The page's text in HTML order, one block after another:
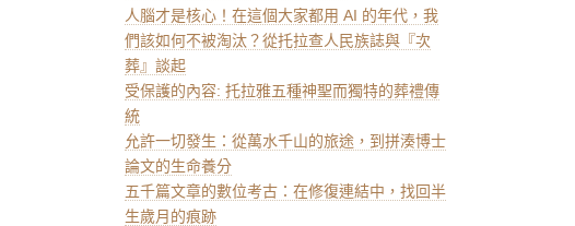
人腦才是核心！在這個大家都用 AI 的年代，我
們該如何不被淘汰？從托拉查人民族誌與『次
葬』談起
受保護的內容: 托拉雅五種神聖而獨特的葬禮傳
統
允許一切發生：從萬水千山的旅途，到拼湊博士
論文的生命養分
五千篇文章的數位考古：在修復連結中，找回半
生歲月的痕跡